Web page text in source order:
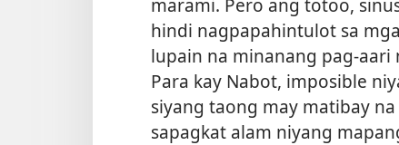
hindi nagpapahintulot sa
lupain na minanang pag-aari
Para kay Nabot, imposible
siyang taong may matibay
sapagkat alam niyang